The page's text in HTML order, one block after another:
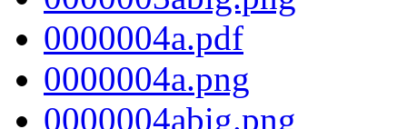
0000004a.pdf
0000004a.png
0000004abig.png